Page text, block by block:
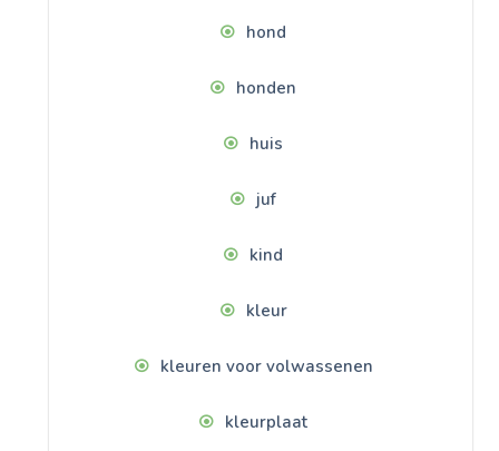
hond
honden
huis
juf
kind
kleur
kleuren voor volwassenen
kleurplaat